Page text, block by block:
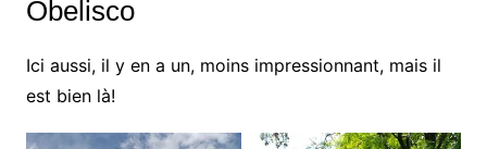
Obelisco
Ici aussi, il y en a un, moins impressionnant, mais il
est bien là!